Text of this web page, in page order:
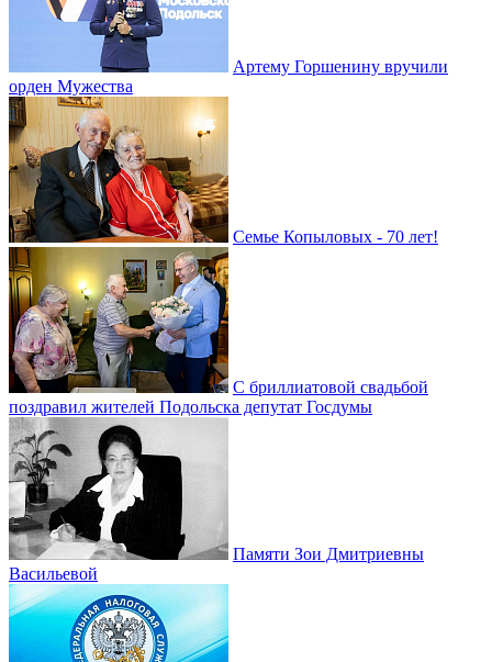
Артему Горшенину вручили
орден Мужества
Семье Копыловых - 70 лет!
С бриллиатовой свадьбой
поздравил жителей Подольска депутат Госдумы
Памяти Зои Дмитриевны
Васильевой